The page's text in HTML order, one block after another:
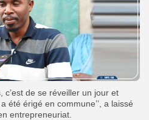
c’est de se réveiller un jour et
été érigé en commune’’, a laissé
entrepreneuriat.